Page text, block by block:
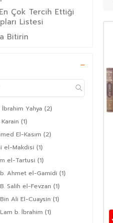
Çok Tercih Ettiği
Listesi
Bitirin
Ders Kitapları
(İslam Hukuku)
Çok Tercih Ettiği
Listesi
Okuma Listesi
Yahya (2)
(1)
El-Kasım (2)
el-Makdisi (1)
el-Tartusi (1)
Ahmet el-Gamidi (1)
Salih el-Fevzan (1)
Ali El-Cuaysin (1)
b. İbrahim (1)